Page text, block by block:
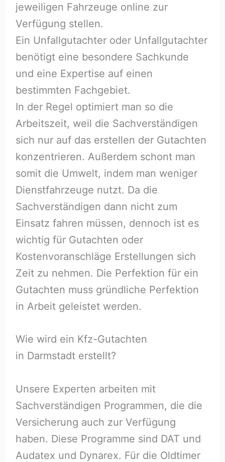
jeweiligen Fahrzeuge online zur
Verfügung stellen.
Ein Unfallgutachter oder Unfallgutachter
benötigt eine besondere Sachkunde
und eine Expertise auf einen
bestimmten Fachgebiet.
In der Regel optimiert man so die
Arbeitszeit, weil die Sachverständigen
sich nur auf das erstellen der Gutachten
konzentrieren. Außerdem schont man
somit die Umwelt, indem man weniger
Dienstfahrzeuge nutzt. Da die
Sachverständigen dann nicht zum
Einsatz fahren müssen, dennoch ist es
wichtig für Gutachten oder
Kostenvoranschläge Erstellungen sich
Zeit zu nehmen. Die Perfektion für ein
Gutachten muss gründliche Perfektion
in Arbeit geleistet werden.
Wie wird ein Kfz-Gutachten
in Darmstadt erstellt?
Unsere Experten arbeiten mit
Sachverständigen Programmen, die die
Versicherung auch zur Verfügung
haben. Diese Programme sind DAT und
Audatex und Dynarex. Für die Oldtimer